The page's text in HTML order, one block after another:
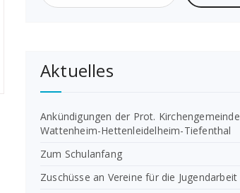
Aktuelles
Ankündigungen der Prot. Kirchengemeinde
Wattenheim-Hettenleidelheim-Tiefenthal
Zum Schulanfang
Zuschüsse an Vereine für die Jugendarbeit